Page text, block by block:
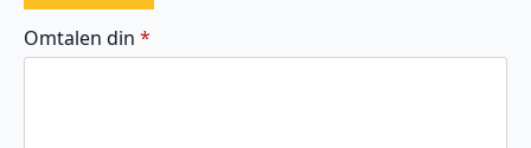
av
5
av
5
av
5
av
5
av
5
Omtalen din *